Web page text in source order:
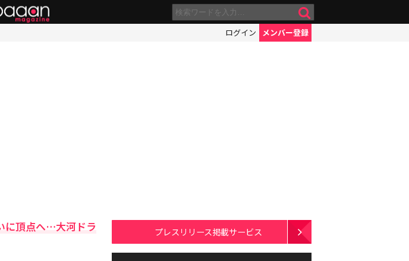
ログイン メンバー登録
に頂点へ…大河ドラ
プレスリリース掲載サービス